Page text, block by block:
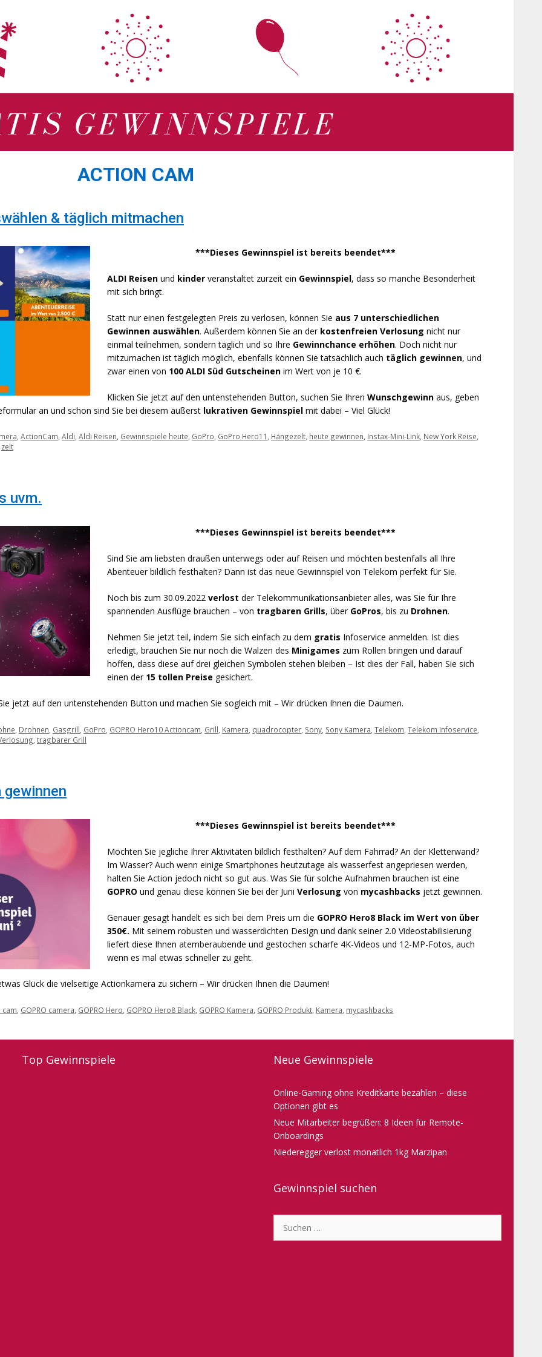
ACTION CAM
& täglich mitmachen
***Dieses Gewinnspiel ist bereits beendet***
ALDI Reisen und kinder veranstaltet zurzeit ein Gewinnspiel, dass so manche Besonderheit
mit sich bringt.
Statt nur einen festgelegten Preis zu verlosen, können Sie aus 7 unterschiedlichen
Gewinnen auswählen. Außerdem können Sie an der kostenfreien Verlosung nicht nur
einmal teilnehmen, sondern täglich und so Ihre Gewinnchance erhöhen. Doch nicht nur
mitzumachen ist täglich möglich, ebenfalls können Sie tatsächlich auch täglich gewinnen, und
zwar einen von 100 ALDI Süd Gutscheinen im Wert von je 10 €.
Klicken Sie jetzt auf den untenstehenden Button, suchen Sie Ihren Wunschgewinn aus, geben
an und schon sind Sie bei diesem äußerst lukrativen Gewinnspiel mit dabei – Viel Glück!
,ActionCam,Aldi,Aldi Reisen, Gewinnspiele heute, GoPro, GoPro Hero11 , Hängezelt, heute gewinnen, Instax-Mini-Link, New York Reise,
zelt
uvm.
***Dieses Gewinnspiel ist bereits beendet***
Sind Sie am liebsten draußen unterwegs oder auf Reisen und möchten bestenfalls all Ihre
Abenteuer bildlich festhalten? Dann ist das neue Gewinnspiel von Telekom perfekt für Sie.
Noch bis zum 30.09.2022 verlost der Telekommunikationsanbieter alles, was Sie für Ihre
spannenden Ausflüge brauchen – von tragbaren Grills, über GoPros, bis zu Drohnen.
Nehmen Sie jetzt teil, indem Sie sich einfach zu dem gratis Infoservice anmelden. Ist dies
erledigt, brauchen Sie nur noch die Walzen des Minigames zum Rollen bringen und darauf
hoffen, dass diese auf drei gleichen Symbolen stehen bleiben – Ist dies der Fall, haben Sie sich
einen der 15 tollen Preise gesichert.
jetzt auf den untenstehenden Button und machen Sie sogleich mit – Wir drücken Ihnen die Daumen.
, Drohnen, Gasgrill, GoPro, GOPRO Hero10 Actioncam, Grill, Kamera, quadrocopter, Sony, Sony Kamera,Telekom,Telekom Infoservice,
, tragbarer Grill
gewinnen
***Dieses Gewinnspiel ist bereits beendet***
Möchten Sie jegliche Ihrer Aktivitäten bildlich festhalten? Auf dem Fahrrad? An der Kletterwand?
Im Wasser? Auch wenn einige Smartphones heutzutage als wasserfest angepriesen werden,
halten Sie Action jedoch nicht so gut aus. Was Sie für solche Aufnahmen brauchen ist eine
GOPRO und genau diese können Sie bei der Juni Verlosung von mycashbacks jetzt gewinnen.
Genauer gesagt handelt es sich bei dem Preis um die GOPRO Hero8 Black im Wert von über
350€. Mit seinem robusten und wasserdichten Design und dank seiner 2.0 Videostabilisierung
liefert diese Ihnen atemberaubende und gestochen scharfe 4K-Videos und 12-MP-Fotos, auch
wenn es mal etwas schneller zu geht.
Glück die vielseitige Actionkamera zu sichern – Wir drücken Ihnen die Daumen!
cam GOPRO camera GOPRO Hero GOPRO Hero8 Black GOPRO Kamera GOPRO Produkt Kamera mycashbacks
Top Gewinnspiele Neue Gewinnspiele
Online-Gaming ohne Kreditkarte bezahlen – diese
Optionen gibt es
Neue Mitarbeiter begrüßen: 8 Ideen für Remote-
Onboardings
Niederegger verlost monatlich 1kg Marzipan
Gewinnspiel suchen
nach: